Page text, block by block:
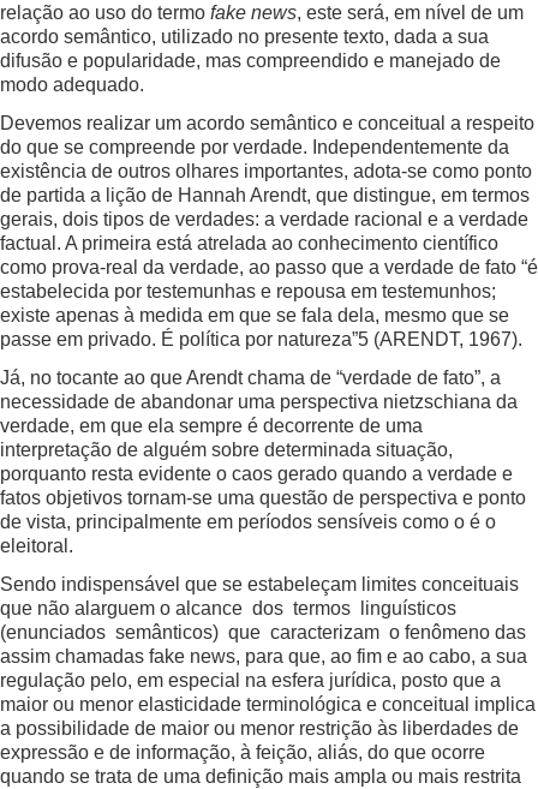
relação ao uso do termo fake news, este será, em nível de um
acordo semântico, utilizado no presente texto, dada a sua
difusão e popularidade, mas compreendido e manejado de
modo adequado.
Devemos realizar um acordo semântico e conceitual a respeito
do que se compreende por verdade. Independentemente da
existência de outros olhares importantes, adota-se como ponto
de partida a lição de Hannah Arendt, que distingue, em termos
gerais, dois tipos de verdades: a verdade racional e a verdade
factual. A primeira está atrelada ao conhecimento científico
como prova-real da verdade, ao passo que a verdade de fato “é
estabelecida por testemunhas e repousa em testemunhos;
existe apenas à medida em que se fala dela, mesmo que se
passe em privado. É política por natureza”5 (ARENDT, 1967).
Já, no tocante ao que Arendt chama de “verdade de fato”, a
necessidade de abandonar uma perspectiva nietzschiana da
verdade, em que ela sempre é decorrente de uma
interpretação de alguém sobre determinada situação,
porquanto resta evidente o caos gerado quando a verdade e
fatos objetivos tornam-se uma questão de perspectiva e ponto
de vista, principalmente em períodos sensíveis como o é o
eleitoral.
Sendo indispensável que se estabeleçam limites conceituais
que não alarguem o alcance dos termos linguísticos
(enunciados semânticos) que caracterizam o fenômeno das
assim chamadas fake news, para que, ao fim e ao cabo, a sua
regulação pelo, em especial na esfera jurídica, posto que a
maior ou menor elasticidade terminológica e conceitual implica
a possibilidade de maior ou menor restrição às liberdades de
expressão e de informação, à feição, aliás, do que ocorre
quando se trata de uma definição mais ampla ou mais restrita